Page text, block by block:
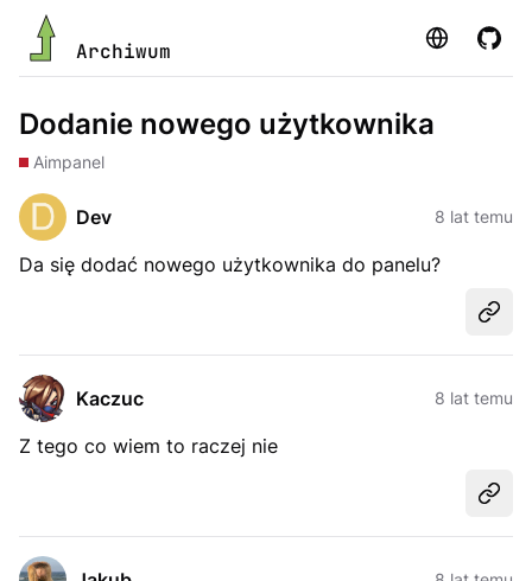
Archiwum Strona
Dodanie nowego użytkownika
Aimpanel
Dev 8 lat temu
Da się dodać nowego użytkownika do panelu?
Kaczuc 8 lat temu
Z tego co wiem to raczej nie